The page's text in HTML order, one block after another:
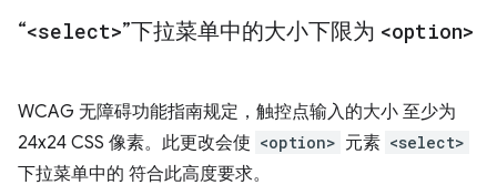
“<select>”下拉菜单中的大小下限为 <option>
WCAG 无障碍功能指南规定，触控点输入的大小 至少为
24x24 CSS 像素。此更改会使 <option> 元素 <select>
下拉菜单中的 符合此高度要求。